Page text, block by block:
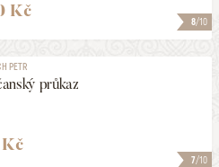
8/10
Kč
7/10
PETR
průkaz